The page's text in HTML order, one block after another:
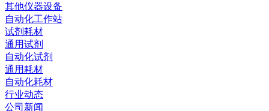
其他仪器设备
自动化工作站
试剂耗材
通用试剂
自动化试剂
通用耗材
自动化耗材
行业动态
公司新闻